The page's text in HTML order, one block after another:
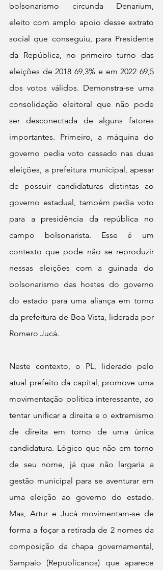
bolsonarismo circunda Denarium,
eleito com amplo apoio desse extrato
social que conseguiu, para Presidente
da República, no primeiro turno das
eleições de 2018 69,3% e em 2022 69,5
dos votos válidos. Demonstra-se uma
consolidação eleitoral que não pode
ser desconectada de alguns fatores
importantes. Primeiro, a máquina do
governo pedia voto cassado nas duas
eleições, a prefeitura municipal, apesar
de possuir candidaturas distintas ao
governo estadual, também pedia voto
para a presidência da república no
campo bolsonarista. Esse é um
contexto que pode não se reproduzir
nessas eleições com a guinada do
bolsonarismo das hostes do governo
do estado para uma aliança em torno
da prefeitura de Boa Vista, liderada por
Romero Jucá.
Neste contexto, o PL, liderado pelo
atual prefeito da capital, promove uma
movimentação política interessante, ao
tentar unificar a direita e o extremismo
de direita em torno de uma única
candidatura. Lógico que não em torno
de seu nome, já que não largaria a
gestão municipal para se aventurar em
uma eleição ao governo do estado.
Mas, Artur e Jucá movimentam-se de
forma a foçar a retirada de 2 nomes da
composição da chapa governamental,
Sampaio (Republicanos) que aparece